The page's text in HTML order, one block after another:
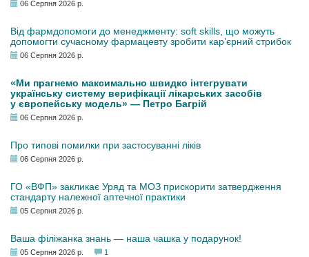
06 Серпня 2026 р.
Від фармдопомоги до менеджменту: soft skills, що можуть
допомогти сучасному фармацевту зробити кар’єрний стрибок
06 Серпня 2026 р.
«Ми прагнемо максимально швидко інтегрувати
українську систему верифікації лікарських засобів
у європейську модель» — Петро Багрій
06 Серпня 2026 р.
Про типові помилки при застосуванні ліків
06 Серпня 2026 р.
ГО «ВФП» закликає Уряд та МОЗ прискорити затвердження
стандарту належної аптечної практики
05 Серпня 2026 р.
Ваша філіжанка знань — наша чашка у подарунок!
05 Серпня 2026 р. 1